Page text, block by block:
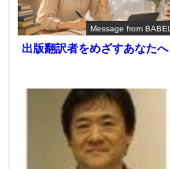
Message from BABEL
出版翻訳者をめざすあなたへ